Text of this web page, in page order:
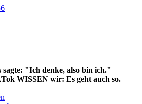
sagte: "Ich denke, also bin ich."
WISSEN wir: Es geht auch so.